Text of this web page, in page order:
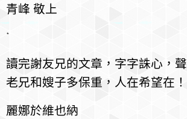
青峰 敬上
*
讀完謝友兄的文章，字字誅心，
老兄和嫂子多保重，人在希望在！
麗娜於維也納